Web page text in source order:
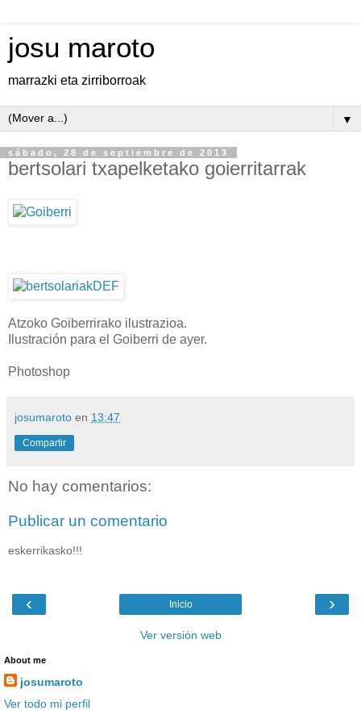
josu maroto
marrazki eta zirriborroak
▼
sábado, 28 de septiembre de 2013
bertsolari txapelketako goierritarrak
Atzoko Goiberrirako ilustrazioa.
Ilustración para el Goiberri de ayer.
Photoshop
josumaroto en 13:47
Compartir
No hay comentarios:
Publicar un comentario
eskerrikasko!!!
‹ ›
Inicio
Ver versión web
About me
josumaroto
Ver todo mi perfil